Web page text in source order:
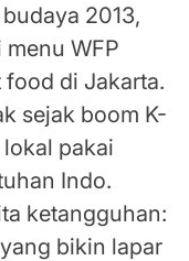
2013,
WFP
di Jakarta.
sejak boom K-
pakai
Indo.
ketangguhan:
bikin lapar